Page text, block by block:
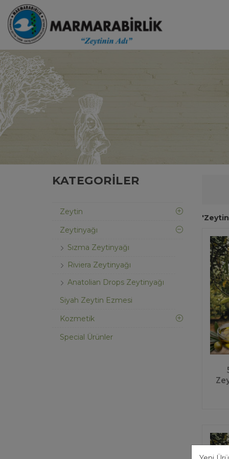
KATEGORILER
Zeytin
Zeytinyağı
Sızma Zeytinyağı
Riviera Zeytinyağı
Anatolian Drops Zeytinyağı
Siyah Zeytin Ezmesi
Kozmetik
Special Ürünler